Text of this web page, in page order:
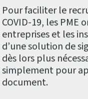
Pour faciliter le
COVID-19, les
entreprises et les
d’une solution de
dès lors plus
simplement pour
document.